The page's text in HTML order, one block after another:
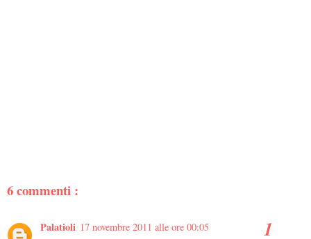
6 commenti :
Palatioli 17 novembre 2011 alle ore 00:05